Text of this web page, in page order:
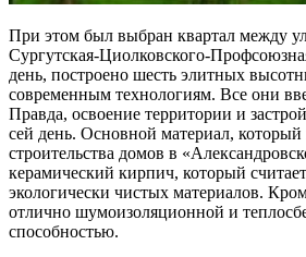
При этом был выбран квартал между
Сургутская-Циолковского-
день, построено шесть элитных
современным технологиям. Все они
Правда, освоение территории и
сей день. Основной материал, который
строительства домов в
керамический кирпич, который
экологически чистых материалов.
отлично шумоизоляционной и
способностью.